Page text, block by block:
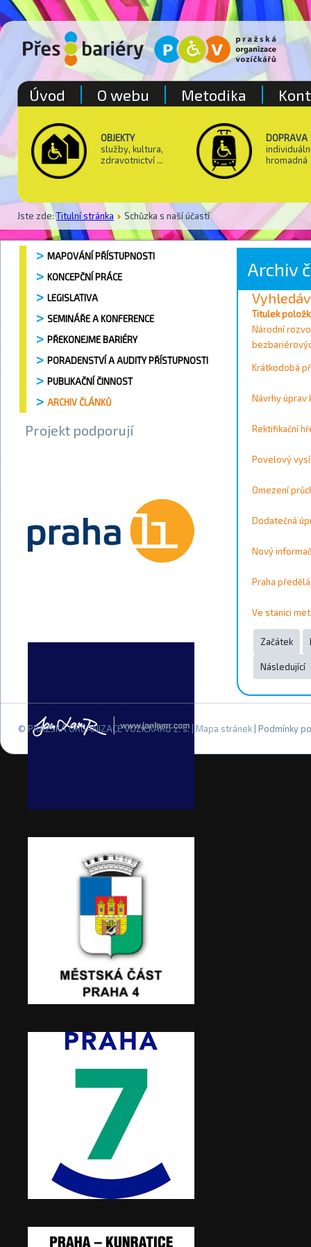
OBJEKTY
služby, kultura,
zdravotnictví ...
DOPRAVA
hromadná
Jste zde:Titulní stránka Schůzka s naší účastí
Úvod O webu Metodika
MAPOVÁNÍ PŘÍSTUPNOSTI
KONCEPČNÍ PRÁCE
LEGISLATIVA
SEMINÁŘE A KONFERENCE
PŘEKONEJME BARIÉRY
PORADENSTVÍ A AUDITY PŘÍSTUPNOSTI
PUBLIKAČNÍ ČINNOST
ARCHIV ČLÁNKŮ
Projekt podporují
Archiv
Vyhledávání
Vyhledat
Vyhledat
0123456789
Titulek
Národní
Krátkodobá
Návrhy úprav
Rektifikační
Povelový
Omezení
Dodatečná
Nový
Praha
Ve stanici
Začátek
Následující
© PRAŽSKÁ ORGANIZACE VOZÍČKÁŘŮ z. s. | Mapa stránek | Podmínky